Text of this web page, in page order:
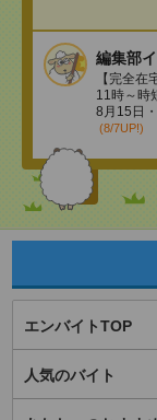
編集部
【完全
11時～時
8月15日
(8/7UP!)
エンバイトTOP
人気のバイト